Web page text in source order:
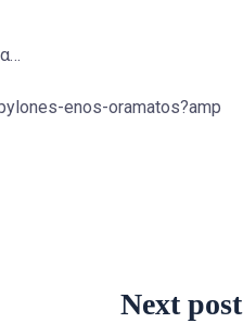
enos-oramatos?amp
Next post